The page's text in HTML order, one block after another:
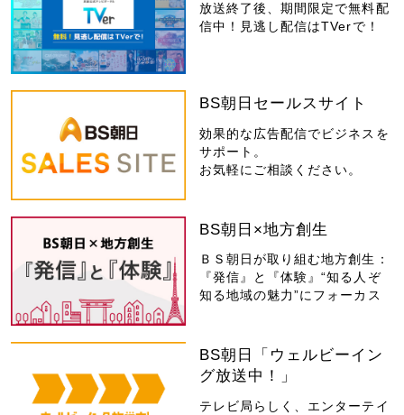
放送終了後、期間限定で無料配
信中！見逃し配信はTVerで！
BS朝日セールスサイト
効果的な広告配信でビジネスを
サポート。
お気軽にご相談ください。
BS朝日×地方創生
ＢＳ朝日が取り組む地方創生：
『発信』と『体験』“知る人ぞ
知る地域の魅力”にフォーカス
BS朝日「ウェルビーイン
グ放送中！」
テレビ局らしく、エンターテイ